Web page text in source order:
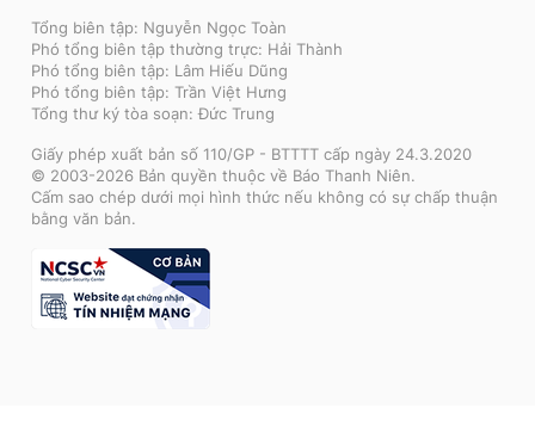
Tổng biên tập: Nguyễn Ngọc Toàn
Phó tổng biên tập thường trực: Hải Thành
Phó tổng biên tập: Lâm Hiếu Dũng
Phó tổng biên tập: Trần Việt Hưng
Tổng thư ký tòa soạn: Đức Trung
Giấy phép xuất bản số 110/GP - BTTTT cấp ngày 24.3.2020
© 2003-2026 Bản quyền thuộc về Báo Thanh Niên.
Cấm sao chép dưới mọi hình thức nếu không có sự chấp thuận
bằng văn bản.